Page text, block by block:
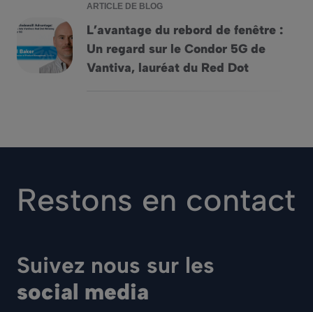
ARTICLE DE BLOG
L’avantage du rebord de fenêtre :
Un regard sur le Condor 5G de
Vantiva, lauréat du Red Dot
L&rsquo;avantage du rebord de fenêtre : Un regard sur le
Restons en contact
Suivez nous sur les
social media